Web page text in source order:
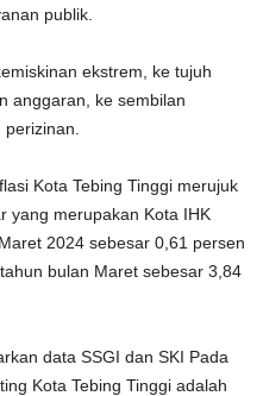
publik.
ekstrem, ke tujuh
anggaran, ke sembilan
Kota Tebing Tinggi merujuk
yang merupakan Kota IHK
2024 sebesar 0,61 persen
bulan Maret sebesar 3,84
data SSGI dan SKI Pada
Kota Tebing Tinggi adalah